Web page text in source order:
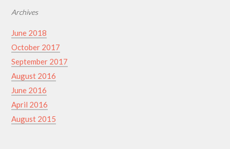
Archives
June 2018
October 2017
September 2017
August 2016
June 2016
April 2016
August 2015